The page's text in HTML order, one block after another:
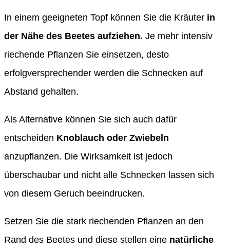
In einem geeigneten Topf können Sie die Kräuter in
der Nähe des Beetes aufziehen. Je mehr intensiv
riechende Pflanzen Sie einsetzen, desto
erfolgversprechender werden die Schnecken auf
Abstand gehalten.
Als Alternative können Sie sich auch dafür
entscheiden Knoblauch oder Zwiebeln
anzupflanzen. Die Wirksamkeit ist jedoch
überschaubar und nicht alle Schnecken lassen sich
von diesem Geruch beeindrucken.
Setzen Sie die stark riechenden Pflanzen an den
Rand des Beetes und diese stellen eine natürliche